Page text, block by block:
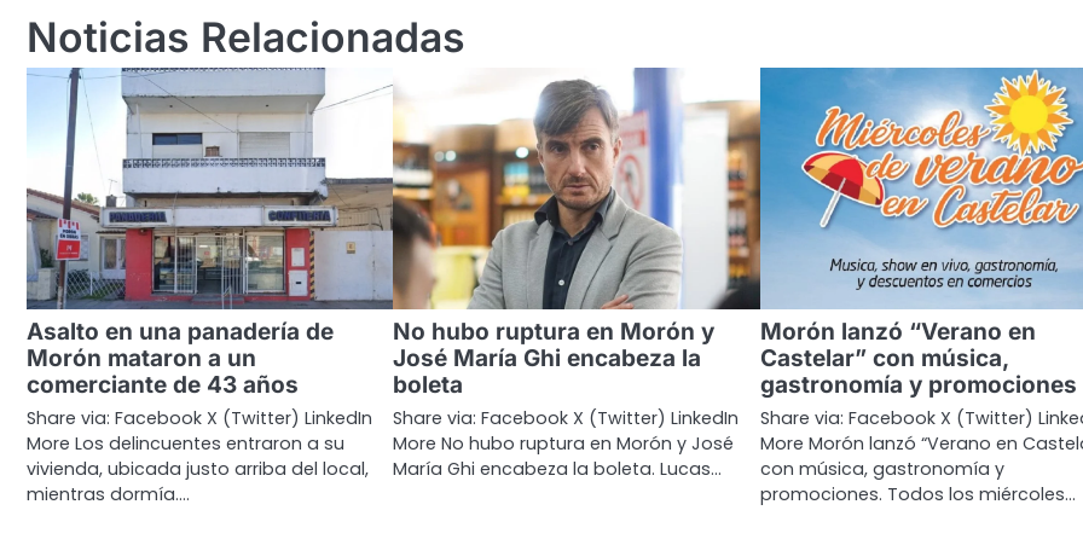
entradas
Noticias Relacionadas
Asalto en una panadería de
Morón mataron a un
comerciante de 43 años
Share via: Facebook X (Twitter) LinkedIn
More Los delincuentes entraron a su
vivienda, ubicada justo arriba del local,
mientras dormía.…
No hubo ruptura en Morón y
José María Ghi encabeza la
boleta
Share via: Facebook X (Twitter) LinkedIn
More No hubo ruptura en Morón y José
María Ghi encabeza la boleta. Lucas…
Morón lanzó “Verano en
Castelar” con música,
gastronomía y promociones
Share via: Facebook X (Twitter)
More Morón lanzó “Verano en
con música, gastronomía y
promociones. Todos los miércoles…